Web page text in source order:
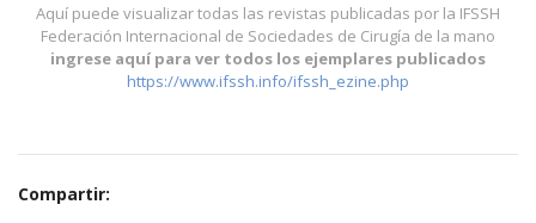
Aquí puede visualizar todas las revistas publicadas por la IFSSH
Federación Internacional de Sociedades de Cirugía de la mano
ingrese aquí para ver todos los ejemplares publicados
https://www.ifssh.info/ifssh_ezine.php
Compartir: